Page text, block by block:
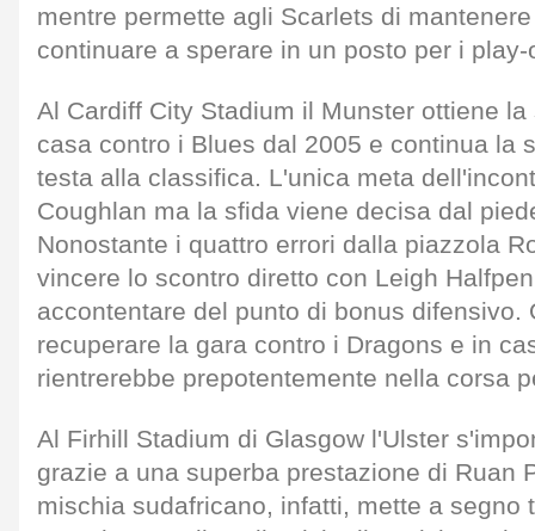
mentre permette agli Scarlets di
continuare a sperare in un posto per i play-
Al Cardiff City Stadium il Munster ottiene
casa contro i Blues dal 2005 e continua la
testa alla classifica. L'unica meta
Coughlan ma la sfida viene decisa dal
Nonostante i quattro errori dalla piazzola
vincere lo scontro diretto con Leigh
accontentare del punto di bonus difensivo.
recuperare la gara contro i Dragons e in
rientrerebbe prepotentemente nella corsa
Al Firhill Stadium di Glasgow l'Ulster
grazie a una superba prestazione di Ruan
mischia sudafricano, infatti, mette a segno